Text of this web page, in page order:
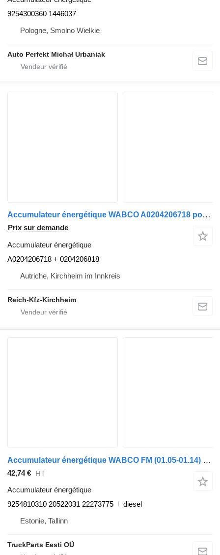
9254300360 1446037
Pologne, Smolno Wielkie
Auto Perfekt Michał Urbaniak
Accumulateur énergétique WABCO A0204206718 pour tracteur routier
Prix sur demande
Accumulateur énergétique
A0204206718 + 0204206818
Autriche, Kirchheim im Innkreis
Reich-Kfz-Kirchheim
Accumulateur énergétique WABCO FM (01.05-01.14) 9254810310 pour tracteur routier Volvo FM7-FM12, FM, FMX (1998-2014)
42,74 € HT
Accumulateur énergétique
9254810310 20522031 22273775
diesel
Estonie, Tallinn
TruckParts Eesti OÜ